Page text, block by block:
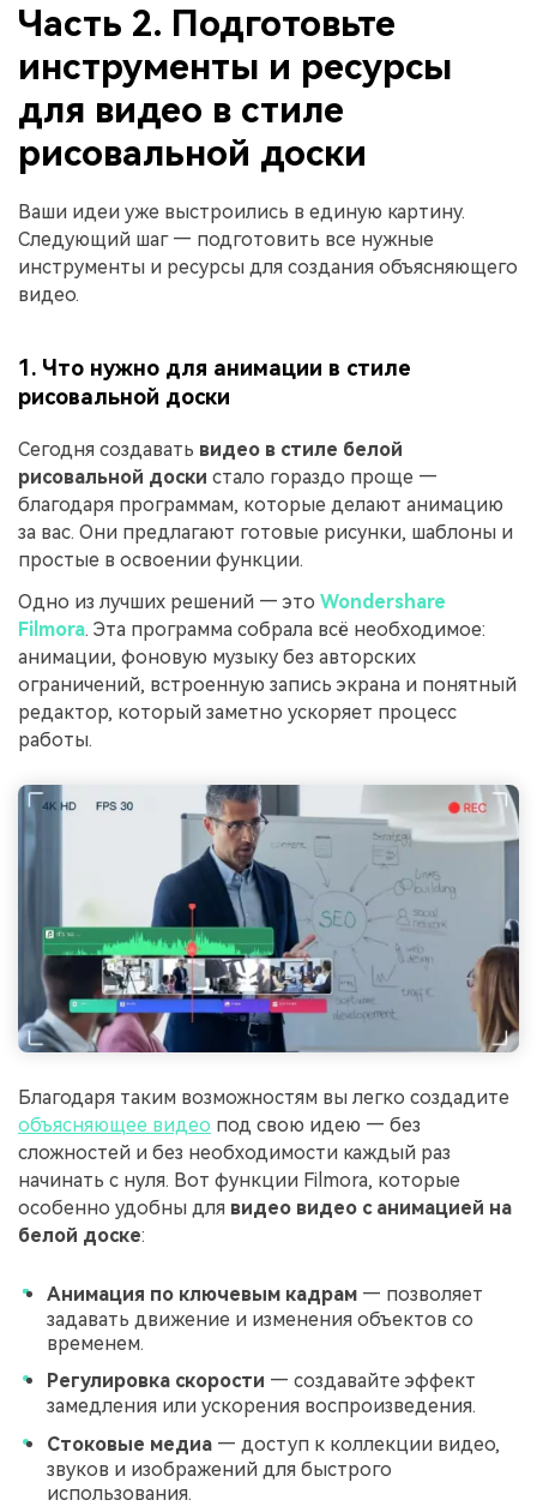
Часть 2. Подготовьте
инструменты и ресурсы
для видео в стиле
рисовальной доски
Ваши идеи уже выстроились в единую картину.
Следующий шаг — подготовить все нужные
инструменты и ресурсы для создания объясняющего
видео.
1. Что нужно для анимации в стиле
рисовальной доски
Сегодня создавать видео в стиле белой
рисовальной доски стало гораздо проще —
благодаря программам, которые делают анимацию
за вас. Они предлагают готовые рисунки, шаблоны и
простые в освоении функции.
Одно из лучших решений — это Wondershare
Filmora. Эта программа собрала всё необходимое:
анимации, фоновую музыку без авторских
ограничений, встроенную запись экрана и понятный
редактор, который заметно ускоряет процесс
работы.
Благодаря таким возможностям вы легко создадите
объясняющее видео под свою идею — без
сложностей и без необходимости каждый раз
начинать с нуля. Вот функции Filmora, которые
особенно удобны для видео видео с анимацией на
белой доске:
Анимация по ключевым кадрам — позволяет
задавать движение и изменения объектов со
временем.
Регулировка скорости — создавайте эффект
замедления или ускорения воспроизведения.
Стоковые медиа — доступ к коллекции видео,
звуков и изображений для быстрого
использования.